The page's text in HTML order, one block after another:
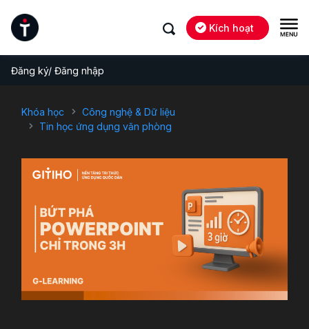
Kích hoạt
Đăng ký/ Đăng nhập
Khóa học
Công nghệ & Dữ liệu
Tin học ứng dụng văn phòng